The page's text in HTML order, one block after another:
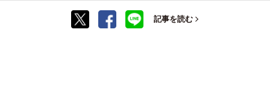
記事を読む